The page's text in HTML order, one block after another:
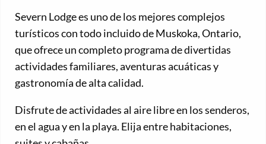
Severn Lodge es uno de los mejores complejos
turísticos con todo incluido de Muskoka, Ontario,
que ofrece un completo programa de divertidas
actividades familiares, aventuras acuáticas y
gastronomía de alta calidad.
Disfrute de actividades al aire libre en los senderos,
en el agua y en la playa. Elija entre habitaciones,